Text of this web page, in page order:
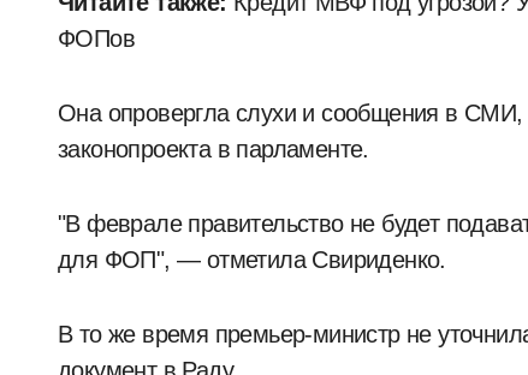
ФОПов
Она опровергла слухи и сообщения в СМИ,
законопроекта в парламенте.
"В феврале правительство не будет
для ФОП", — отметила Свириденко.
В то же время премьер-министр не